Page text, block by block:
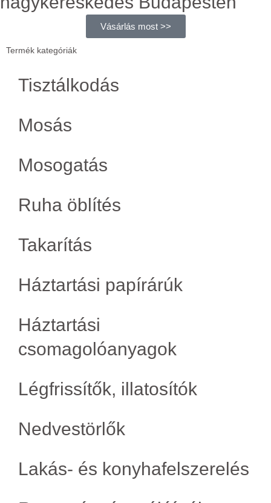
Vásárlás most >>
Termék kategóriák
Tisztálkodás
Mosás
Mosogatás
Ruha öblítés
Takarítás
Háztartási papírárúk
Háztartási
csomagolóanyagok
Légfrissítők, illatosítók
Nedvestörlők
Lakás- és konyhafelszerelés